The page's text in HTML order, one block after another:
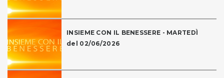
INSIEME CON IL BENESSERE - MARTEDÌ
del 02/06/2026